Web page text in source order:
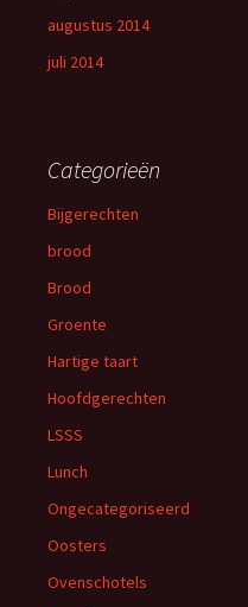
augustus 2014
juli 2014
Categorieën
Bijgerechten
brood
Brood
Groente
Hartige taart
Hoofdgerechten
LSSS
Lunch
Ongecategoriseerd
Oosters
Ovenschotels